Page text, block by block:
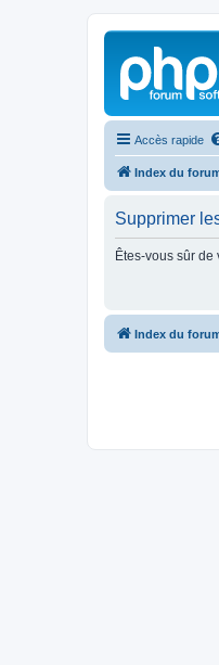
Accès rapide
Index du
Supprimer
Êtes-vous sûr
Index du